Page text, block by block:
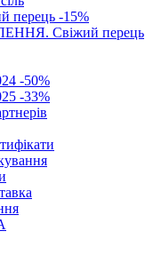
перець -15%
Свіжий перець
-50%
-33%